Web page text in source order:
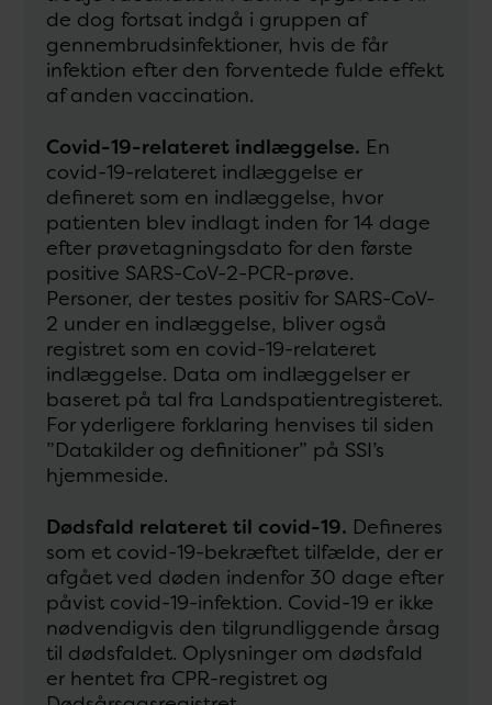
de dog fortsat indgå i gruppen af
gennembrudsinfektioner, hvis de får
infektion efter den forventede fulde effekt
af anden vaccination.
Covid-19-relateret indlæggelse. En
covid-19-relateret indlæggelse er
defineret som en indlæggelse, hvor
patienten blev indlagt inden for 14 dage
efter prøvetagningsdato for den første
positive SARS-CoV-2-PCR-prøve.
Personer, der testes positiv for SARS-CoV-
2 under en indlæggelse, bliver også
registret som en covid-19-relateret
indlæggelse. Data om indlæggelser er
baseret på tal fra Landspatientregisteret.
For yderligere forklaring henvises til siden
”Datakilder og definitioner” på SSI’s
hjemmeside.
Dødsfald relateret til covid-19. Defineres
som et covid-19-bekræftet tilfælde, der er
afgået ved døden indenfor 30 dage efter
påvist covid-19-infektion. Covid-19 er ikke
nødvendigvis den tilgrundliggende årsag
til dødsfaldet. Oplysninger om dødsfald
er hentet fra CPR-registret og